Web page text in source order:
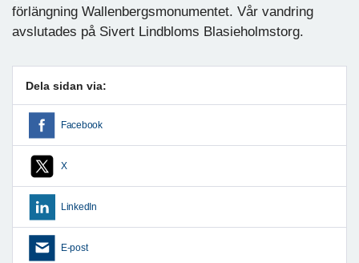
förlängning Wallenbergsmonumentet. Vår vandring
avslutades på Sivert Lindbloms Blasieholmstorg.
Dela sidan via:
Facebook
X
LinkedIn
E-post